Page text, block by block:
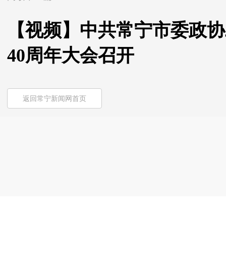
【视频】中共常宁市委政
40周年大会召开
返回常宁新闻网首页